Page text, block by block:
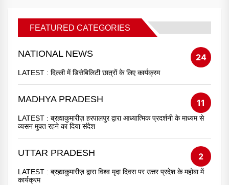
FEATURED CATEGORIES
NATIONAL NEWS 24
LATEST : दिल्ली में डिसेबिलिटी छात्रों के लिए कार्यक्रम
MADHYA PRADESH 11
LATEST : ब्रह्माकुमारीज़ हरपालपुर द्वारा आध्यात्मिक प्रदर्शनी के माध्यम से
व्यसन मुक्त रहने का दिया संदेश
UTTAR PRADESH 2
LATEST : ब्रह्माकुमारीज़ द्वारा विश्व मृदा दिवस पर उत्तर प्रदेश के महोबा में
कार्यक्रम